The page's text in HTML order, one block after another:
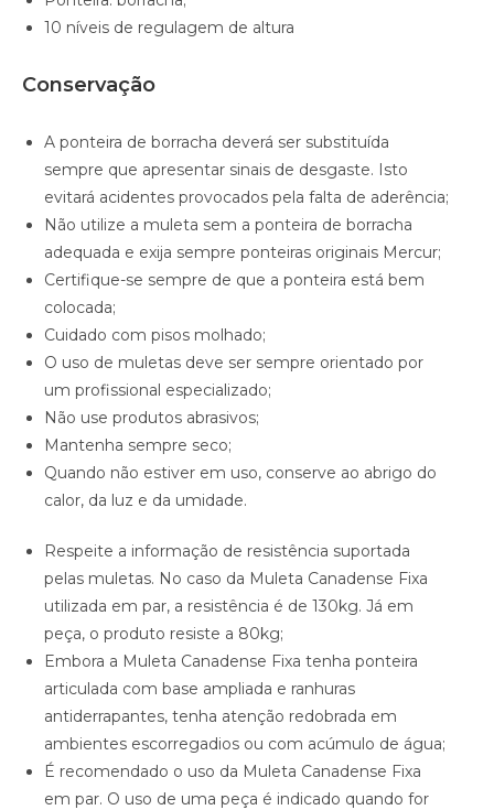
10 níveis de regulagem de altura
Conservação
A ponteira de borracha deverá ser substituída
sempre que apresentar sinais de desgaste. Isto
evitará acidentes provocados pela falta de aderência;
Não utilize a muleta sem a ponteira de borracha
adequada e exija sempre ponteiras originais Mercur;
Certifique-se sempre de que a ponteira está bem
colocada;
Cuidado com pisos molhado;
O uso de muletas deve ser sempre orientado por
um profissional especializado;
Não use produtos abrasivos;
Mantenha sempre seco;
Quando não estiver em uso, conserve ao abrigo do
calor, da luz e da umidade.
Respeite a informação de resistência suportada
pelas muletas. No caso da Muleta Canadense Fixa
utilizada em par, a resistência é de 130kg. Já em
peça, o produto resiste a 80kg;
Embora a Muleta Canadense Fixa tenha ponteira
articulada com base ampliada e ranhuras
antiderrapantes, tenha atenção redobrada em
ambientes escorregadios ou com acúmulo de água;
É recomendado o uso da Muleta Canadense Fixa
em par. O uso de uma peça é indicado quando for